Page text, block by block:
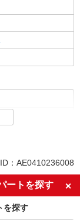
ID：AE0410236008
ートを探す
を探す